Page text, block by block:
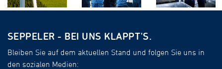
SEPPELER - BEI UNS KLAPPT'S.
Bleiben Sie auf dem aktuellen Stand und folgen Sie uns in
den sozialen Medien: